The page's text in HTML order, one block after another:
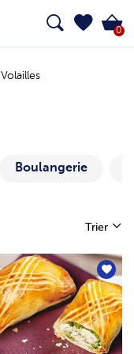
0
Volailles
Boulangerie
Trier